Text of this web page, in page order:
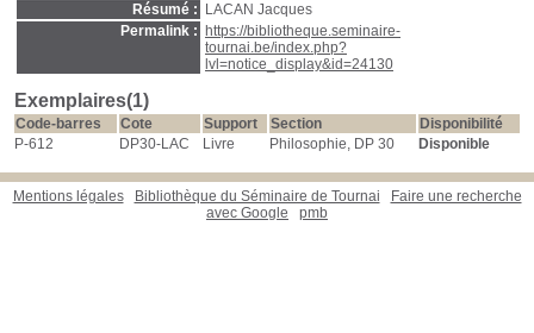
Résumé :
LACAN Jacques
Permalink :
https://bibliotheque.seminaire-
tournai.be/index.php?
lvl=notice_display&id=24130
Exemplaires(1)
Code-barres Cote Support Section
Disponibilité
P-612
DP30-LAC Livre Philosophie, DP 30 Disponible
Mentions légales Bibliothèque du Séminaire de Tournai
Faire une recherche
avec Google
pmb